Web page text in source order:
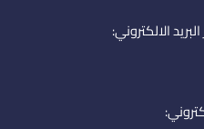
e
d
الالكتروني: